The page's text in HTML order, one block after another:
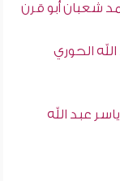
شعبان أبو قرن
الحوري
عبد الله